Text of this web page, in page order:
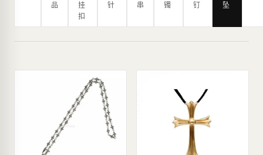
品
挂
扣
针
串
镯
钉
坠